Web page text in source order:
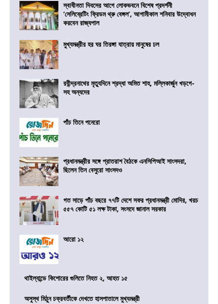
স্বাধীনতা দিবসের আগে লোকভবনে বিশেষ প্রদর্শনী
‘সেলিব্রেটিং ফ্রিডম থ্রু বেঙ্গল’, আগামীকাল শনিবার উদ্বোধন
করবেন রাজ্যপাল
মুখ্যমন্ত্রীর হর ঘর তিরঙ্গা যাত্রায় মানুষের ঢল
রবীন্দ্রনাথের মৃত্যুদিনে শ্রদ্ধা অমিত শাহ, মল্লিকার্জুন খড়গে-
সহ অন্যদের
পাঁচ তিনে পনেরো
প্রধানমন্ত্রীর সঙ্গে প্রাতরাশ বৈঠকে এনসিপিআই সাংসদরা,
ছিলেন তিন বেসুরো সাংসদও
গত সাড়ে পাঁচ বছরে ৭৭টি দেশে সফর প্রধানমন্ত্রী মোদির, খরচ
৫৫৭ কোটি ৫১ লক্ষ টাকা, সংসদে জানাল সরকার
আরো ১২
থাইল্যান্ডে কিশোরের গুলিতে নিহত ২, আহত ১৫
অসুস্থ মিঠুন চক্রবর্তীকে দেখতে হাসপাতালে মুখ্যমন্ত্রী